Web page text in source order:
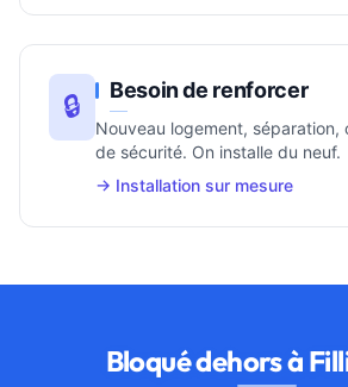
🔒 Besoin de renforcer
Nouveau logement, séparation,
de sécurité. On installe du neuf.
→ Installation sur mesure
Bloqué dehors à